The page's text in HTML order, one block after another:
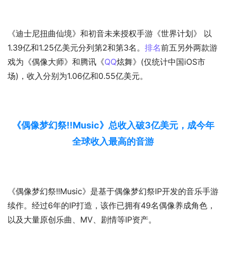
《迪士尼扭曲仙境》和初音未来授权手游《世界计划》 以
1.39亿和1.25亿美元分列第2和第3名。 排名前五另外两款游
戏为《偶像大师》和腾讯《QQ炫舞》(仅统计中国iOS市
场)，收入分别为1.06亿和0.55亿美元。
《偶像梦幻祭!!Music》总收入破3亿美元，成今年
全球收入最高的音游
《偶像梦幻祭!!Music》是基于偶像梦幻祭IP开发的音乐手游
续作。经过6年的IP打造，该作已拥有49名偶像养成角色，
以及大量原创乐曲、MV、剧情等IP资产。